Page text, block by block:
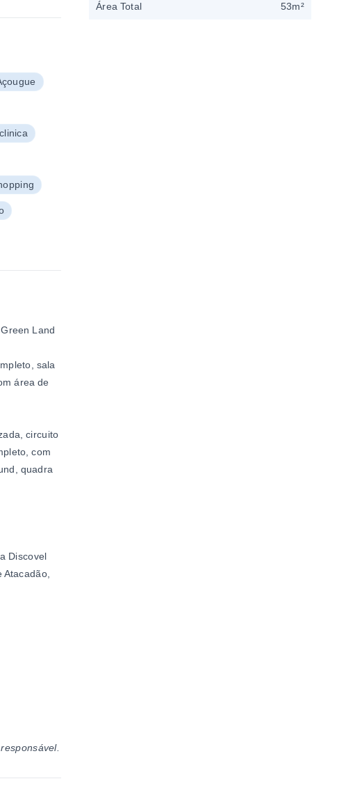
Land
sala
área de
circuito
com
quadra
Discovel
Área Total 53m²